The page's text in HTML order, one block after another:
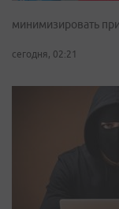
минимизировать
сегодня, 02:21